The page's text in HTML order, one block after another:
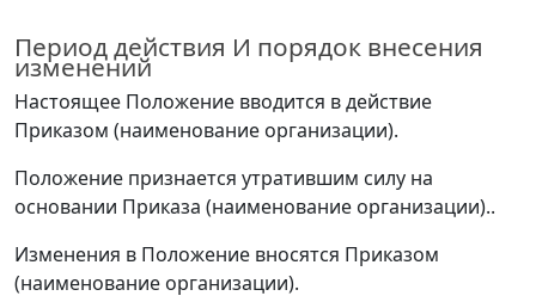
Период действия И порядок внесения
изменений
Настоящее Положение вводится в действие
Приказом (наименование организации).
Положение признается утратившим силу на
основании Приказа (наименование организации)..
Изменения в Положение вносятся Приказом
(наименование организации).